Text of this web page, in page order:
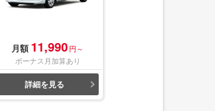
月額 11,990円～
ボーナス月加算あり
詳細を見る